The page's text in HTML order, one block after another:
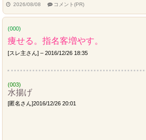
2026/08/08 コメント(PR)
(000)
痩せる。指名客増やす。
[スレ主さん] – 2016/12/26 18:35
(003)
水揚げ
[匿名さん]2016/12/26 20:01